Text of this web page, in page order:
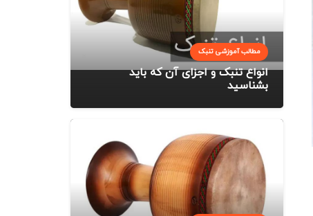
مطالب آموزشی تنبک
انواع تنبک و اجزای آن که باید
بشناسید